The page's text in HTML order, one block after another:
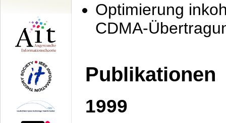
Optimierung
CDMA-
Publikationen
1999